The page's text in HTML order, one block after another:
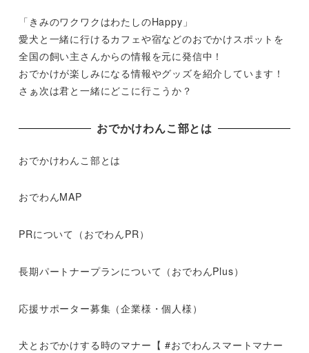
「きみのワクワクはわたしのHappy」
愛犬と一緒に行けるカフェや宿などのおでかけスポットを
全国の飼い主さんからの情報を元に発信中！
おでかけが楽しみになる情報やグッズを紹介しています！
さぁ次は君と一緒にどこに行こうか？
おでかけわんこ部とは
おでかけわんこ部とは
おでわんMAP
PRについて（おでわんPR）
長期パートナープランについて（おでわんPlus）
応援サポーター募集（企業様・個人様）
犬とおでかけする時のマナー【 #おでわんスマートマナー